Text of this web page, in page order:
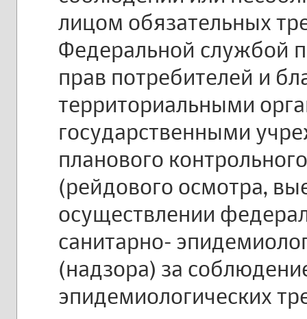
лицом обязательных
Федеральной службой
прав потребителей и
территориальными
государственными
планового
(рейдового осмотра,
осуществлении
санитарно-
(надзора) за
эпидемиологических